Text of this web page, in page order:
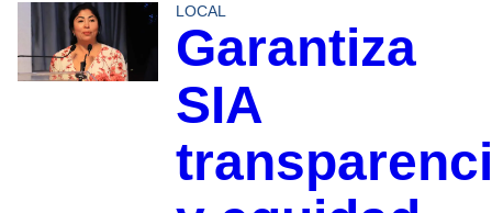
LOCAL
Garantiza
SIA